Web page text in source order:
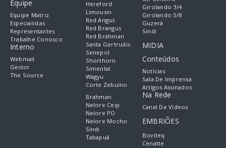
Equipe
Equipe Matriz
Especialistas
Representantes
Trabalhe Conosco
Interno
Webmail
Gestor
The Source
Hereford
Limousin
Red Angus
Red Brangus
Red Brahman
Santa Gertrudis
Senepol
Shorthorn
Simental
Wagyu
Corte Zebuíno
Brahman
Nelore Ceip
Nelore PO
Nelore Mocho
Sindi
Tabapuã
Girolando 3/4
Girolando 5/8
Guzerá
Sindi
MIDIA
Conteúdos
Notícias
Sala De Imprensa
Artigos Assinados
Na Rede
Canal De Vídeos
EMBRIÕES
Boviteq
Cenatte